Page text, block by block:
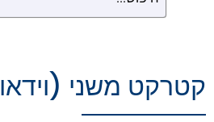
קטרקט משני (וידאו, 3